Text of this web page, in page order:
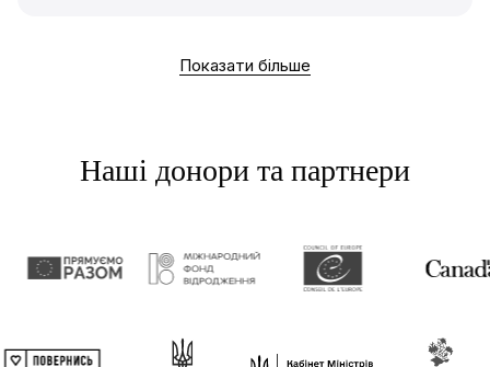
Показати більше
Наші донори та партнери